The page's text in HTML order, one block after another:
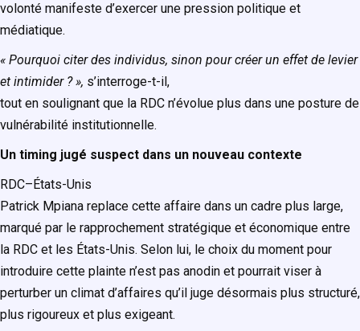
volonté manifeste d’exercer une pression politique et
médiatique.
« Pourquoi citer des individus, sinon pour créer un effet de levier
et intimider ? », s’interroge-t-il,
tout en soulignant que la RDC n’évolue plus dans une posture de
vulnérabilité institutionnelle.
Un timing jugé suspect dans un nouveau contexte
RDC–États-Unis
Patrick Mpiana replace cette affaire dans un cadre plus large,
marqué par le rapprochement stratégique et économique entre
la RDC et les États-Unis. Selon lui, le choix du moment pour
introduire cette plainte n’est pas anodin et pourrait viser à
perturber un climat d’affaires qu’il juge désormais plus structuré,
plus rigoureux et plus exigeant.